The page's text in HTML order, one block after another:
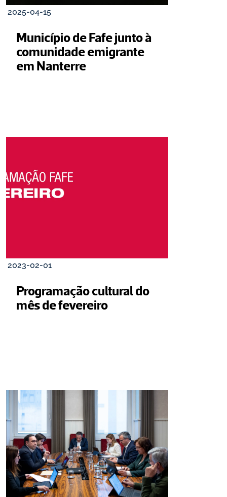
2025-04-15
Município de Fafe junto à
comunidade emigrante
em Nanterre
2023-02-01
Programação cultural do
mês de fevereiro